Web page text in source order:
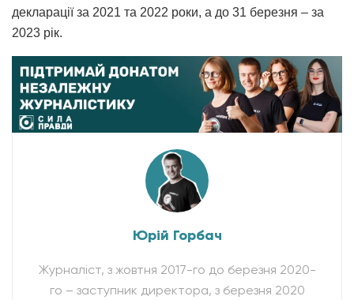
декларації за 2021 та 2022 роки, а до 31 березня – за
2023 рік.
Юрій Горбач
Журналіст, з жовтня 2017-го до березня 2020-
го – заступник директора, з березня 2020